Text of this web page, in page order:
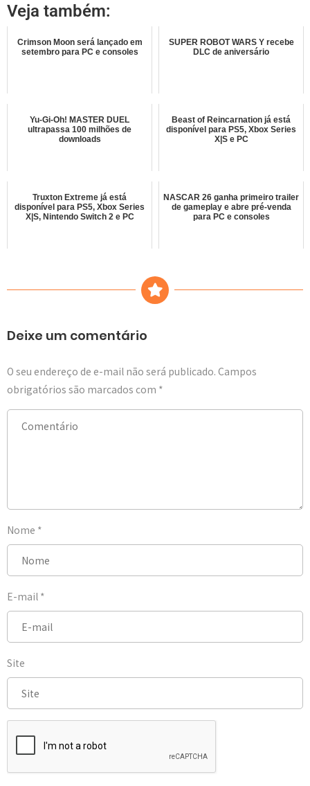
Veja também:
Crimson Moon será lançado em
setembro para PC e consoles
SUPER ROBOT WARS Y recebe
DLC de aniversário
Yu-Gi-Oh! MASTER DUEL
ultrapassa 100 milhões de
downloads
Beast of Reincarnation já está
disponível para PS5, Xbox Series
X|S e PC
Truxton Extreme já está
disponível para PS5, Xbox Series
X|S, Nintendo Switch 2 e PC
NASCAR 26 ganha primeiro trailer
de gameplay e abre pré-venda
para PC e consoles
Deixe um comentário
O seu endereço de e-mail não será publicado. Campos
obrigatórios são marcados com *
Nome *
E-mail *
Site